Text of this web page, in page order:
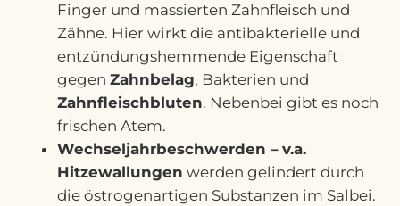
Finger und massierten Zahnfleisch und
Zähne. Hier wirkt die antibakterielle und
entzündungshemmende Eigenschaft
gegen Zahnbelag, Bakterien und
Zahnfleischbluten. Nebenbei gibt es noch
frischen Atem.
Wechseljahrbeschwerden – v.a.
Hitzewallungen werden gelindert durch
die östrogenartigen Substanzen im Salbei.